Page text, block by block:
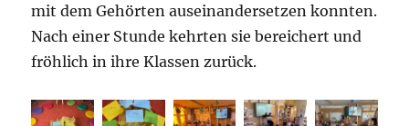
mit dem Gehörten auseinandersetzen konnten.
Nach einer Stunde kehrten sie bereichert und
fröhlich in ihre Klassen zurück.